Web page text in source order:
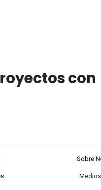
con
Sobre
Medios de